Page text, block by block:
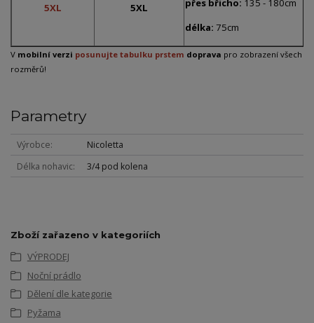
5XL 5XL
přes břicho: 135 - 180cm
délka: 75cm
V mobilní verzi posunujte tabulku prstem doprava pro zobrazení všech
rozměrů!
Parametry
Výrobce
Nicoletta
Délka nohavic
3/4 pod kolena
Zboží zařazeno v kategoriích
VÝPRODEJ
Noční prádlo
Dělení dle kategorie
Pyžama